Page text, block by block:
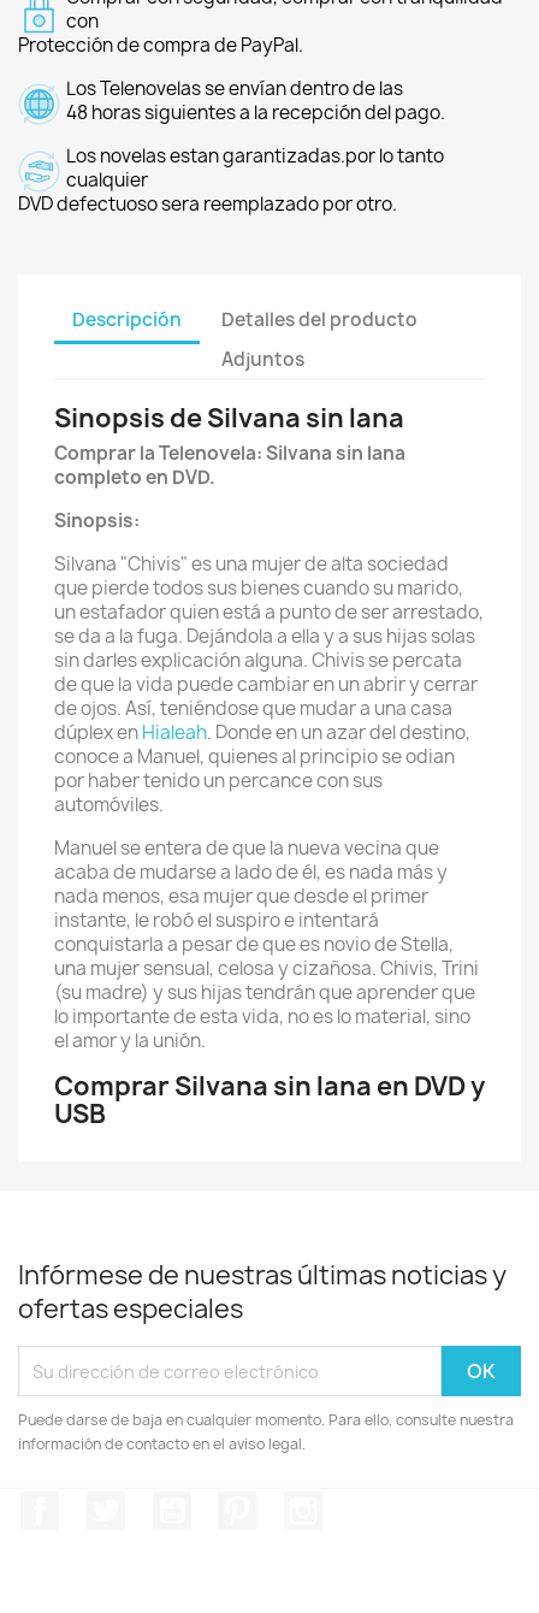
con
Protección de compra de PayPal.
Los Telenovelas se envían dentro de las
48 horas siguientes a la recepción del pago.
Los novelas estan garantizadas.por lo tanto
cualquier
DVD defectuoso sera reemplazado por otro.
Descripción
Detalles del producto
Adjuntos
Sinopsis de Silvana sin lana
Comprar la Telenovela: Silvana sin lana
completo en DVD.
Sinopsis:
Silvana "Chivis" es una mujer de alta sociedad
que pierde todos sus bienes cuando su marido,
un estafador quien está a punto de ser arrestado,
se da a la fuga. Dejándola a ella y a sus hijas solas
sin darles explicación alguna. Chivis se percata
de que la vida puede cambiar en un abrir y cerrar
de ojos. Así, teniéndose que mudar a una casa
dúplex enHialeah. Donde en un azar del destino,
conoce a Manuel, quienes al principio se odian
por haber tenido un percance con sus
automóviles.
Manuel se entera de que la nueva vecina que
acaba de mudarse a lado de él, es nada más y
nada menos, esa mujer que desde el primer
instante, le robó el suspiro e intentará
conquistarla a pesar de que es novio de Stella,
una mujer sensual, celosa y cizañosa. Chivis, Trini
(su madre) y sus hijas tendrán que aprender que
lo importante de esta vida, no es lo material, sino
el amor y la unión.
Comprar Silvana sin lana en DVD y
USB
Infórmese de nuestras últimas noticias y
ofertas especiales
Puede darse de baja en cualquier momento. Para ello, consulte nuestra
información de contacto en el aviso legal.